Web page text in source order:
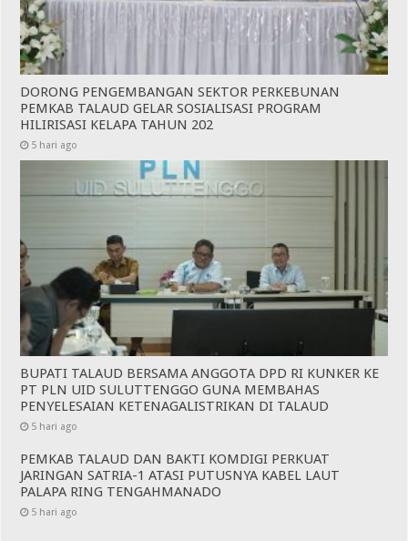
DORONG PENGEMBANGAN SEKTOR PERKEBUNAN
PEMKAB TALAUD GELAR SOSIALISASI PROGRAM
HILIRISASI KELAPA TAHUN 202
5 hari ago
BUPATI TALAUD BERSAMA ANGGOTA DPD RI KUNKER KE
PT PLN UID SULUTTENGGO GUNA MEMBAHAS
PENYELESAIAN KETENAGALISTRIKAN DI TALAUD
5 hari ago
PEMKAB TALAUD DAN BAKTI KOMDIGI PERKUAT
JARINGAN SATRIA-1 ATASI PUTUSNYA KABEL LAUT
PALAPA RING TENGAHMANADO
5 hari ago